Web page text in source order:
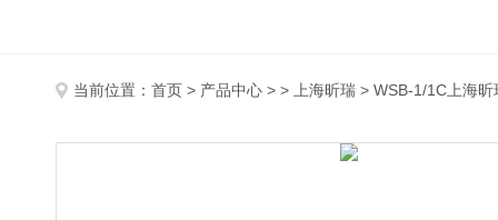
当前位置： 首页 > 产品中心 > > 上海昕瑞 > WSB-1/1C上海